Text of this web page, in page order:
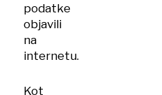
podatke
objavili
na
internetu.
Kot